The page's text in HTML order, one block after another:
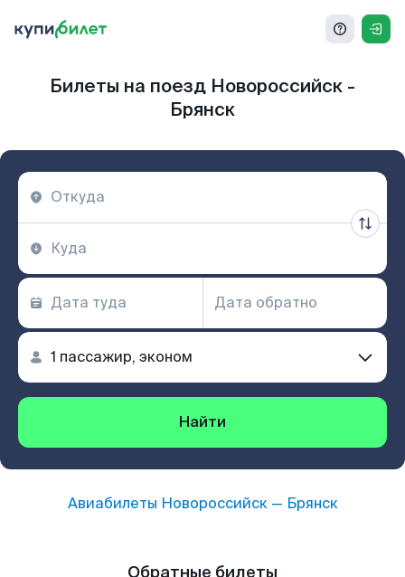
Билеты на поезд Новороссийск -
Брянск
Найти
Авиабилеты Новороссийск— Брянск
Обратные билеты